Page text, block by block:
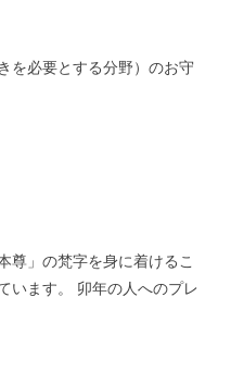
を必要とする分野）のお守
尊」の梵字を身に着けるこ
います。 卯年の人へのプレ